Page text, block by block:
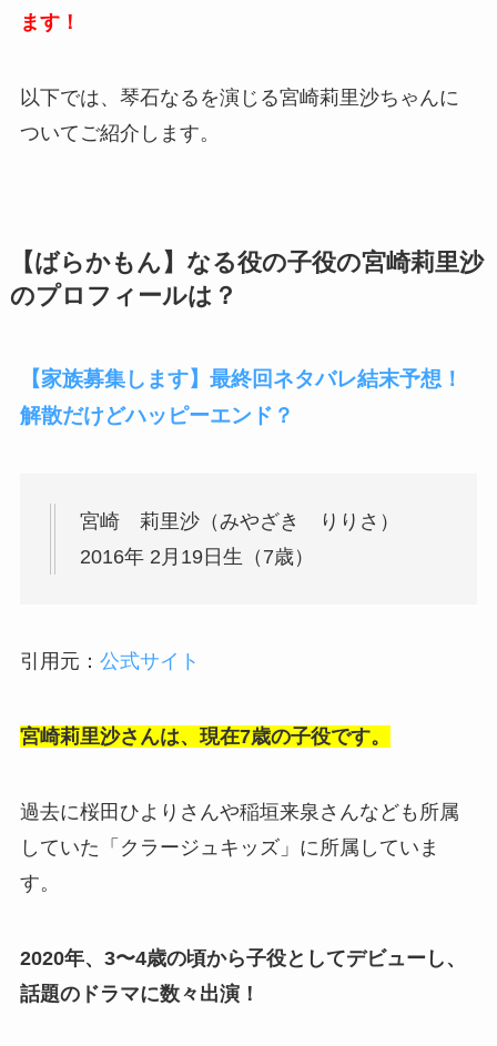
ます！
以下では、琴石なるを演じる宮崎莉里沙ちゃんに
ついてご紹介します。
【ばらかもん】なる役の子役の宮崎莉里沙
のプロフィールは？
【家族募集します】最終回ネタバレ結末予想！
解散だけどハッピーエンド？
宮崎 莉里沙（みやざき りりさ）
2016年 2月19日生（7歳）
引用元： 公式サイト
宮崎莉里沙さんは、現在7歳の子役です。
過去に桜田ひよりさんや稲垣来泉さんなども所属
していた「クラージュキッズ」に所属していま
す。
2020年、3〜4歳の頃から子役としてデビューし、
話題のドラマに数々出演！